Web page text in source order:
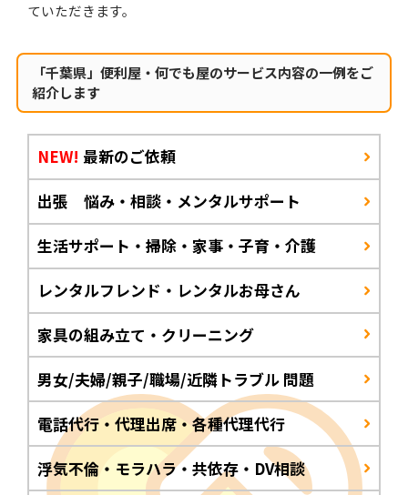
ていただきます。
「千葉県」便利屋・何でも屋のサービス内容の一例をご
紹介します
NEW! 最新のご依頼
出張 悩み・相談・メンタルサポート
生活サポート・掃除・家事・子育・介護
レンタルフレンド・レンタルお母さん
家具の組み立て・クリーニング
男女/夫婦/親子/職場/近隣トラブル 問題
電話代行・代理出席・各種代理代行
浮気不倫・モラハラ・共依存・DV相談